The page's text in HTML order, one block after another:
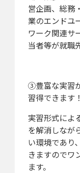
営企画、総務
業のエンドユ
ワーク関連サ
当者等が就職
③豊富な実習
習得できます！
実習形式によ
を解消しなが
い環境であり
きますのでワ
ます。